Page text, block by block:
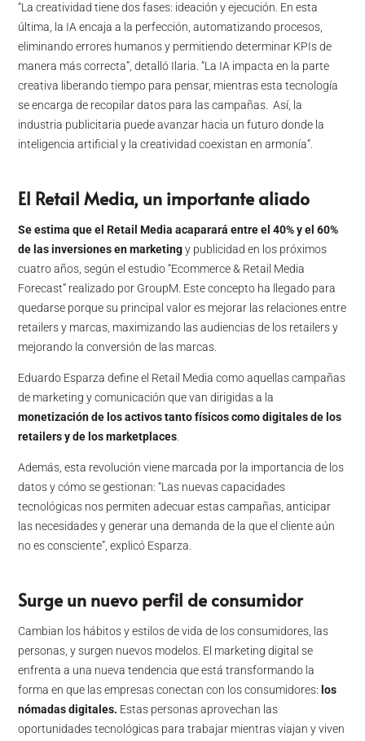
“La creatividad tiene dos fases: ideación y ejecución. En esta
última, la IA encaja a la perfección, automatizando procesos,
eliminando errores humanos y permitiendo determinar KPIs de
manera más correcta”, detalló Ilaria. “La IA impacta en la parte
creativa liberando tiempo para pensar, mientras esta tecnología
se encarga de recopilar datos para las campañas. Así, la
industria publicitaria puede avanzar hacia un futuro donde la
inteligencia artificial y la creatividad coexistan en armonía”.
El Retail Media, un importante aliado
Se estima que el Retail Media acaparará entre el 40% y el 60%
de las inversiones en marketingy publicidad en los próximos
cuatro años, según el estudio “Ecommerce & Retail Media
Forecast” realizado por GroupM. Este concepto ha llegado para
quedarse porque su principal valor es mejorar las relaciones entre
retailers y marcas, maximizando las audiencias de los retailers y
mejorando la conversión de las marcas.
Eduardo Esparza define el Retail Media como aquellas campañas
de marketing y comunicación que van dirigidas a la
monetización de los activos tanto físicos como digitales de los
retailers y de los marketplaces
Además, esta revolución viene marcada por la importancia de los
datos y cómo se gestionan: “Las nuevas capacidades
tecnológicas nos permiten adecuar estas campañas, anticipar
las necesidades y generar una demanda de la que el cliente aún
no es consciente”, explicó Esparza.
Surge un nuevo perfil de consumidor
Cambian los hábitos y estilos de vida de los consumidores, las
personas, y surgen nuevos modelos. El marketing digital se
enfrenta a una nueva tendencia que está transformando la
forma en que las empresas conectan con los consumidores: los
nómadas digitales. Estas personas aprovechan las
oportunidades tecnológicas para trabajar mientras viajan y viven